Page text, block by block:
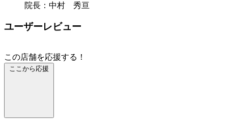
院長：中村 秀亘
ユーザーレビュー
この店舗を応援する！
ここから応援